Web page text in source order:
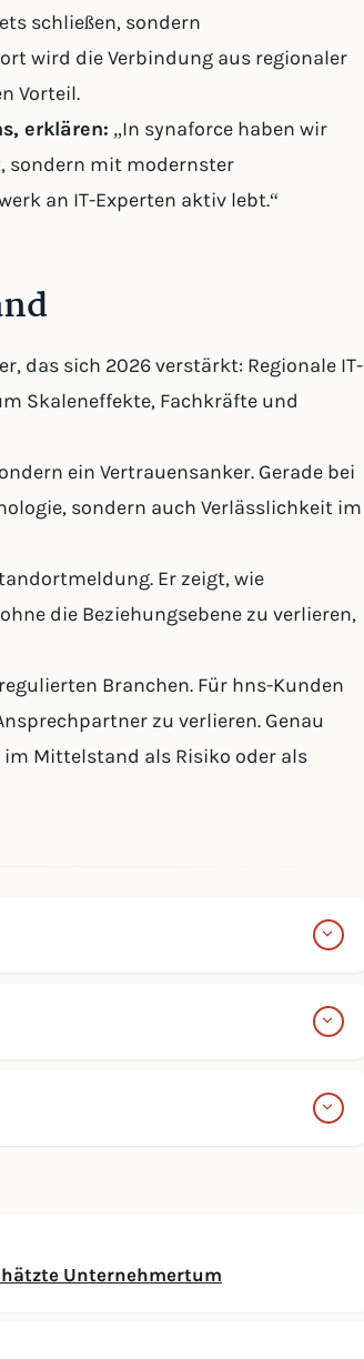
schließen, sondern
wird die Verbindung aus regionaler
Vorteil.
erklären: „In synaforce haben wir
sondern mit modernster
an IT-Experten aktiv lebt.“
das sich 2026 verstärkt: Regionale IT-
Skaleneffekte, Fachkräfte und
ein Vertrauensanker. Gerade bei
sondern auch Verlässlichkeit im
Er zeigt, wie
die Beziehungsebene zu verlieren,
Branchen. Für hns-Kunden
zu verlieren. Genau
Mittelstand als Risiko oder als
Unternehmertum